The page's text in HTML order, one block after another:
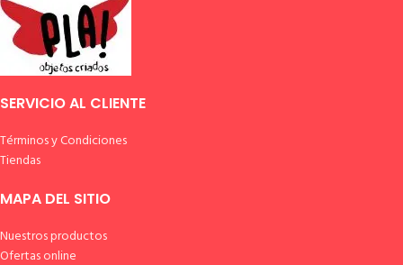
SERVICIO AL CLIENTE
Términos y Condiciones
Tiendas
MAPA DEL SITIO
Nuestros productos
Ofertas online